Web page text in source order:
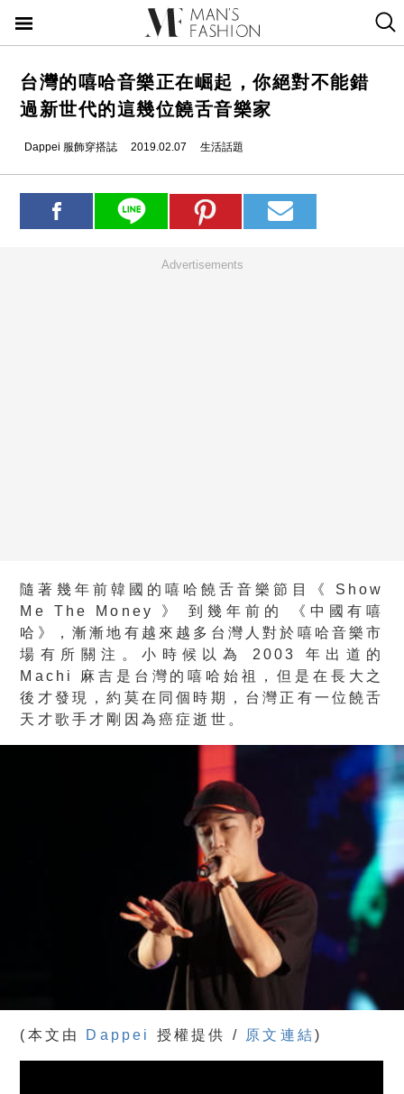
台灣的嘻哈音樂正在崛起，你絕對不能錯
過新世代的這幾位饒舌音樂家
Dappei 服飾穿搭誌 2019.02.07 生活話題
Advertisements
隨著幾年前韓國的嘻哈饒舌音樂節目《 Show
Me The Money 》 到幾年前的 《中國有嘻
哈》，漸漸地有越來越多台灣人對於嘻哈音樂市
場有所關注。小時候以為 2003 年出道的
Machi 麻吉是台灣的嘻哈始祖，但是在長大之
後才發現，約莫在同個時期，台灣正有一位饒舌
天才歌手才剛因為癌症逝世。
(本文由 Dappei 授權提供 / 原文連結)